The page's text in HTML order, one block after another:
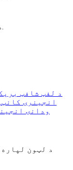
د لفټ شافټ
انجینرۍ
ودانۍ
د لټون